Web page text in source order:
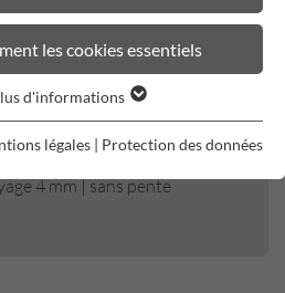
à fente
4 mm | sans pente
les cookies essentiels
d'informations
légales | Protection des données